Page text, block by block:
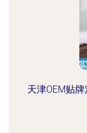
天津OEM贴